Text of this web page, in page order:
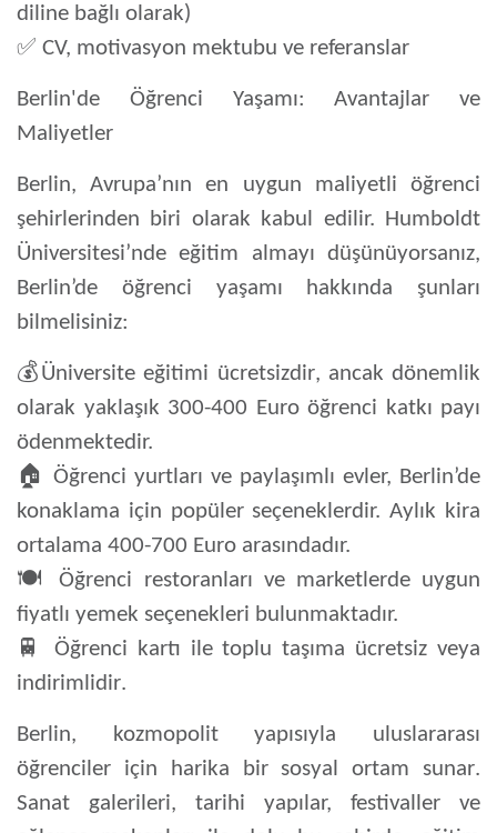
diline bağlı olarak)
✅ CV, motivasyon mektubu ve referanslar
Berlin'de Öğrenci Yaşamı: Avantajlar ve
Maliyetler
Berlin,Avrupa’nın en uygun maliyetli öğrenci
şehirlerinden biri olarak kabul edilir. Humboldt
Üniversitesi’nde eğitim almayı düşünüyorsanız,
Berlin’de öğrenci yaşamı hakkında şunları
bilmelisiniz:
💰Üniversite eğitimi ücretsizdir, ancak dönemlik
olarak yaklaşık 300-400 Euroöğrenci katkı payı
ödenmektedir.
🏠 Öğrenci yurtları ve paylaşımlı evler, Berlin’de
konaklama için popüler seçeneklerdir. Aylık kira
ortalama 400-700 Euro arasındadır.
🍽️
Öğrenci restoranları ve marketlerde uygun
fiyatlı yemek seçenekleri bulunmaktadır.
🚆
Öğrenci kartı iletoplu taşıma ücretsiz veya
indirimlidir.
Berlin, kozmopolit yapısıyla uluslararası
öğrenciler için harika bir sosyal ortam sunar.
Sanat galerileri, tarihi yapılar, festivaller ve